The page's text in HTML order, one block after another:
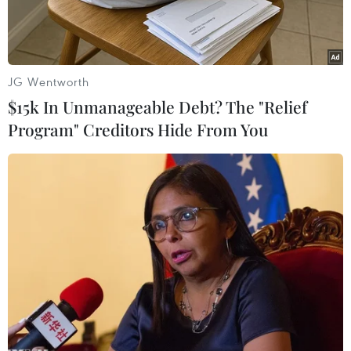
Sạt lở nghiêm trọng tại bờ sông Tiền. (Ảnh: Văn Trí/TTXVN)
Bà Nguyễn Thị Phiến, Phó Chủ tịch Ủy ban
Nhân dân huyện Thanh Bình (Đồng Tháp), cho
biết, trước tình trạng sạt lở bờ sông Tiền thuộc
địa phận huyện luôn xảy ra hàng ngày và diễn
biến phức tạp, huyện đã khảo sát và đề nghị
JG Wentworth
$15k In Unmanageable Debt? The "Relief
Program" Creditors Hide From You